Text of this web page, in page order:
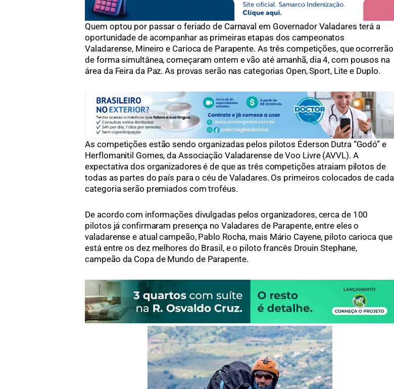
Quem optou por passar o feriado de Carnaval em Governador Valadares terá a
oportunidade de acompanhar as primeiras etapas dos campeonatos
Valadarense, Mineiro e Carioca de Parapente. As três competições, que ocorrerão
de forma simultânea, começaram ontem e vão até amanhã, dia 4, com pousos na
área da Feira da Paz. As provas serão nas categorias Open, Sport, Lite e Duplo.
As competições estão sendo organizadas pelos pilotos Éderson Dutra “Godó” e
Herflomanitil Gomes, da Associação Valadarense de Voo Livre (AVVL). A
expectativa dos organizadores é de que as três competições atraiam pilotos de
todas as partes do país para o céu de Valadares. Os primeiros colocados de cada
categoria serão premiados com troféus.
De acordo com informações divulgadas pelos organizadores, cerca de 100
pilotos já confirmaram presença no Valadares de Parapente, entre eles o
valadarense e atual campeão, Pablo Rocha, mais Mário Cayene, piloto carioca que
está entre os dez melhores do Brasil, e o piloto francês Drouin Stephane,
campeão da Copa de Mundo de Parapente.